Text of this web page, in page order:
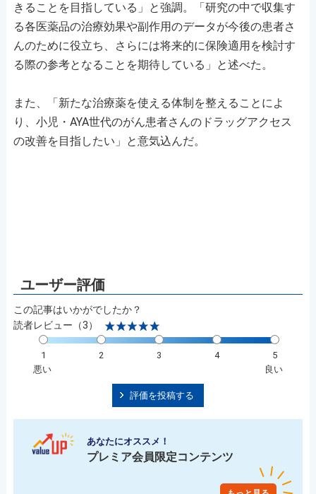
きることを目指している」と強調。「研究の中で収集す
る各医薬品の治療効果や副作用のデータが今後の患者さ
んのために役立ち、さらには将来的に保険適用を検討す
る際の参考となることを期待している」と述べた。
また、「新たな治療薬を使える体制を整えることによ
り、小児・AYA世代のがん患者さんのドラッグアクセス
の改善を目指したい」と意気込んだ。
この記事はいかがでしたか？
読者レビュー（3）
1 2 3 4
5
悪い
良い
評価を投稿する
あなたにオススメ！
プレミア会員限定コンテンツ